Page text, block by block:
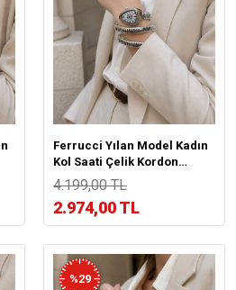
Ferrucci Yılan Model Kadın
Kol Saati Çelik Kordon
Kararma Renk Atma
Yapmaz VS.BLKT.1050
4.199,00 TL
2.974,00 TL
%29